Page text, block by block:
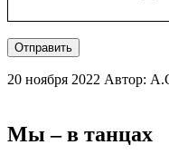
Отправить
20 ноября 2022 Автор:
Мы – в танцах